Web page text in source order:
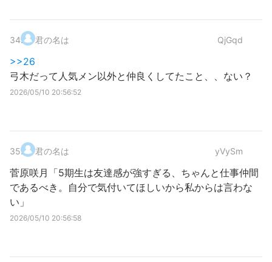
34. 君の名は QjGqd
>>26
弓木だって人気メン以外と仲良くしてたこと、、ない？
2026/05/10 20:56:52
35. 君の名は yVySm
菅原咲月「5期生は友達感が強すぎる、ちゃんと仕事仲間
であるべき。自分で気付いてほしいから私からは言わな
い」
2026/05/10 20:56:58